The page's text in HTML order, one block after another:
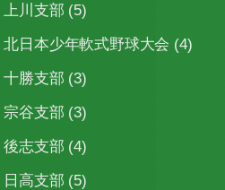
上川支部 (5)
北日本少年軟式野球大会 (4)
十勝支部 (3)
宗谷支部 (3)
後志支部 (4)
日高支部 (5)